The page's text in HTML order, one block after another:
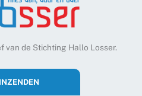
van de Stichting Hallo Losser.